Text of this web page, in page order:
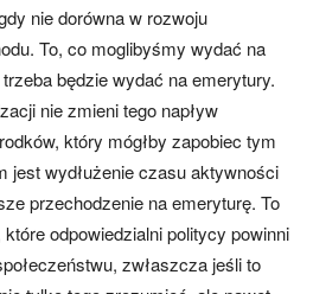
nie dorówna w rozwoju
To, co moglibyśmy wydać na
będzie wydać na emerytury.
nie zmieni tego napływ
który mógłby zapobiec tym
jest wydłużenie czasu aktywności
przechodzenie na emeryturę. To
odpowiedzialni politycy powinni
zwłaszcza jeśli to